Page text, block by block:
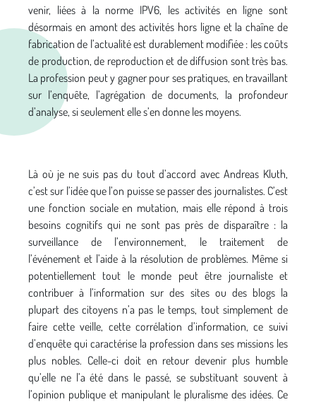
venir, liées à la norme IPV6, les activités en ligne sont
désormais en amont des activités hors ligne et la chaîne de
fabrication de l’actualité est durablement modifiée : les coûts
de production, de reproduction et de diffusion sont très bas.
La profession peut y gagner pour ses pratiques, en travaillant
sur l’enquête, l’agrégation de documents, la profondeur
d’analyse, si seulement elle s’en donne les moyens.
Là où je ne suis pas du tout d’accord avec Andreas Kluth,
c’est sur l’idée que l’on puisse se passer des journalistes. C’est
une fonction sociale en mutation, mais elle répond à trois
besoins cognitifs qui ne sont pas près de disparaître : la
surveillance de l’environnement, le traitement de
l’événement et l’aide à la résolution de problèmes. Même si
potentiellement tout le monde peut être journaliste et
contribuer à l’information sur des sites ou des blogs la
plupart des citoyens n’a pas le temps, tout simplement de
faire cette veille, cette corrélation d’information, ce suivi
d’enquête qui caractérise la profession dans ses missions les
plus nobles. Celle-ci doit en retour devenir plus humble
qu’elle ne l’a été dans le passé, se substituant souvent à
l’opinion publique et manipulant le pluralisme des idées. Ce